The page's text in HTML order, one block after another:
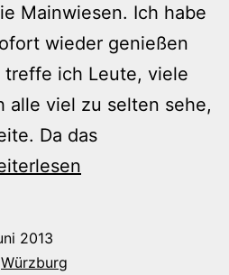
Mainwiesen. Ich habe
wieder genießen
ich Leute, viele
alle viel zu selten sehe,
Da das
2013
Würzburg